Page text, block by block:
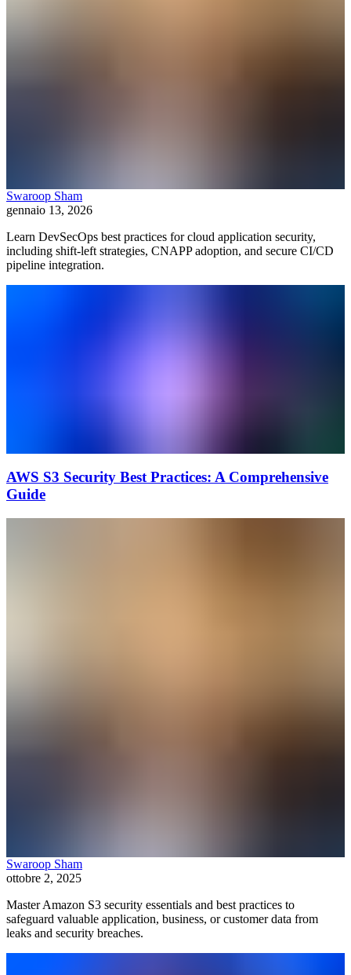
Swaroop Sham
gennaio 13, 2026
Learn DevSecOps best practices for cloud application security,
including shift-left strategies, CNAPP adoption, and secure CI/CD
pipeline integration.
AWS S3 Security Best Practices: A Comprehensive
Guide
Swaroop Sham
ottobre 2, 2025
Master Amazon S3 security essentials and best practices to
safeguard valuable application, business, or customer data from
leaks and security breaches.